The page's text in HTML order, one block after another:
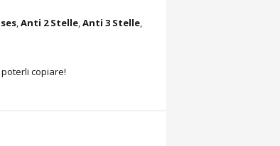
,Anti 2 Stelle,Anti 3 Stelle,
copiare!